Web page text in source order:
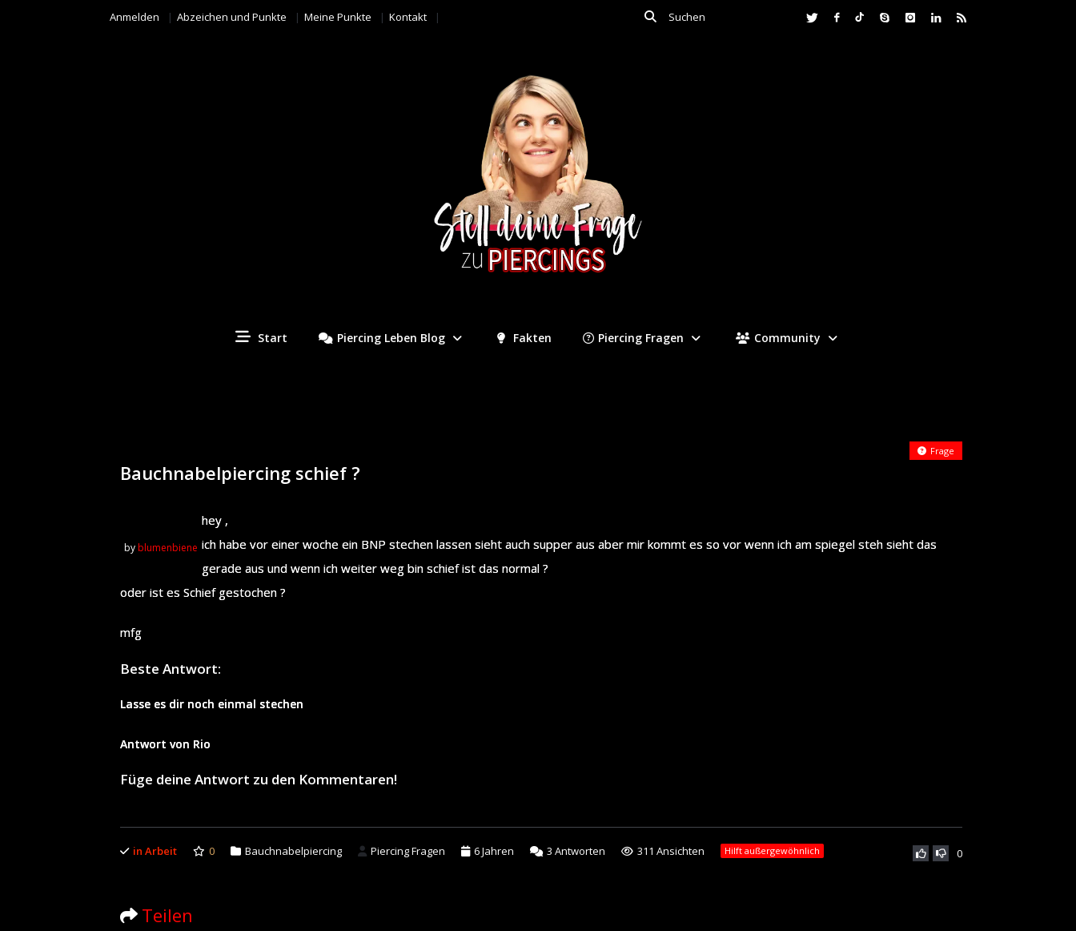
Anmelden Abzeichen und Punkte Meine Punkte Kontakt
Start Piercing Leben Blog Fakten Piercing Fragen Community
Bauchnabelpiercing schief ?
Frage
byblumenbiene
hey ,
ich habe vor einer woche ein BNP stechen lassen sieht auch supper aus aber mir kommt es so vor wenn ich am spiegel steh sieht das
gerade aus und wenn ich weiter weg bin schief ist das normal ?
oder ist es Schief gestochen ?
mfg
Beste Antwort:
Lasse es dir noch einmal stechen
Antwort von Rio
Füge deine Antwort zu den Kommentaren!
in Arbeit 0 Bauchnabelpiercing Piercing Fragen 6 Jahren 3 Antworten 311 Ansichten Hilft außergewöhnlich 0
Teilen